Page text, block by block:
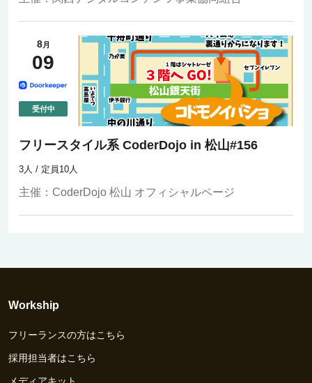
8月
09
フリースタイル系 CoderDojo in 松山#156
主催： CoderDojo 松山 オフィシャルページ
3人 / 定員10人
Workship
フリーランスの方はこちら
採用担当者はこちら